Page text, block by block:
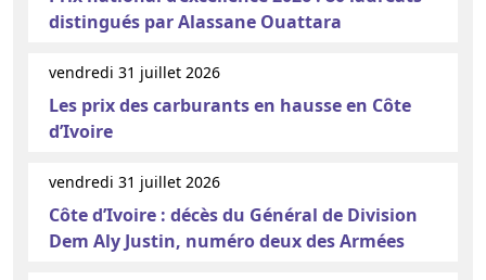
distingués par Alassane Ouattara
vendredi 31 juillet 2026
Les prix des carburants en hausse en Côte
d’Ivoire
vendredi 31 juillet 2026
Côte d’Ivoire : décès du Général de Division
Dem Aly Justin, numéro deux des Armées